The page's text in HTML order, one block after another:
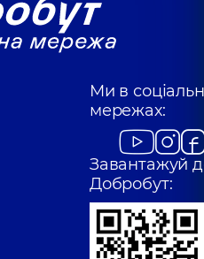
Ми в
мережах:
Завантажуй
Добробут: